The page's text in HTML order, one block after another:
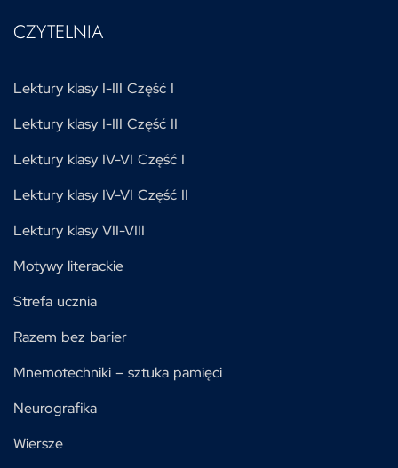
CZYTELNIA
Lektury klasy I-III Część I
Lektury klasy I-III Część II
Lektury klasy IV-VI Część I
Lektury klasy IV-VI Część II
Lektury klasy VII-VIII
Motywy literackie
Strefa ucznia
Razem bez barier
Mnemotechniki – sztuka pamięci
Neurografika
Wiersze